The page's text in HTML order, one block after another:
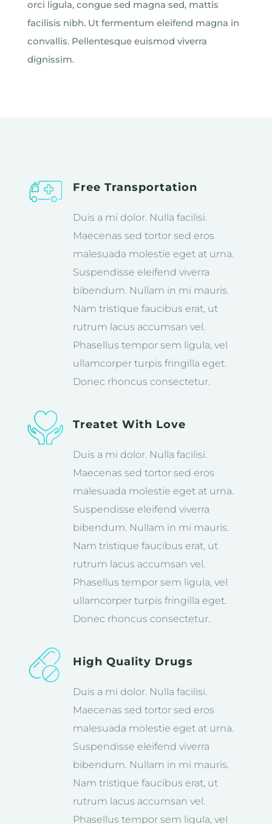
orci ligula, congue sed magna sed, mattis
facilisis nibh. Ut fermentum eleifend magna in
convallis. Pellentesque euismod viverra
dignissim.
Free Transportation
Duis a mi dolor. Nulla facilisi.
Maecenas sed tortor sed eros
malesuada molestie eget at urna.
Suspendisse eleifend viverra
bibendum. Nullam in mi mauris.
Nam tristique faucibus erat, ut
rutrum lacus accumsan vel.
Phasellus tempor sem ligula, vel
ullamcorper turpis fringilla eget.
Donec rhoncus consectetur.
Treatet With Love
Duis a mi dolor. Nulla facilisi.
Maecenas sed tortor sed eros
malesuada molestie eget at urna.
Suspendisse eleifend viverra
bibendum. Nullam in mi mauris.
Nam tristique faucibus erat, ut
rutrum lacus accumsan vel.
Phasellus tempor sem ligula, vel
ullamcorper turpis fringilla eget.
Donec rhoncus consectetur.
High Quality Drugs
Duis a mi dolor. Nulla facilisi.
Maecenas sed tortor sed eros
malesuada molestie eget at urna.
Suspendisse eleifend viverra
bibendum. Nullam in mi mauris.
Nam tristique faucibus erat, ut
rutrum lacus accumsan vel.
Phasellus tempor sem ligula, vel